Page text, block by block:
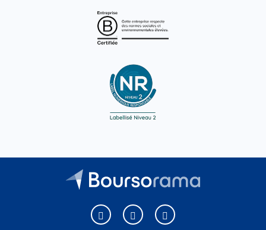
Boursorama sur Facebook
Boursorama sur XBoursorama sur